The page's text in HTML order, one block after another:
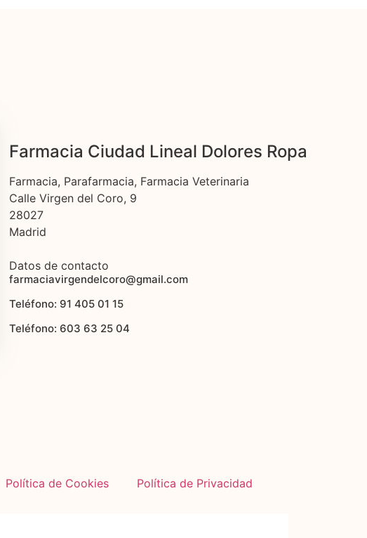
Farmacia Ciudad Lineal Dolores Ropa
Farmacia, Parafarmacia, Farmacia Veterinaria
Calle Virgen del Coro, 9
28027
Madrid
Datos de contacto
farmaciavirgendelcoro@gmail.com
Teléfono: 91 405 01 15
Teléfono: 603 63 25 04
Política de Cookies Política de Privacidad